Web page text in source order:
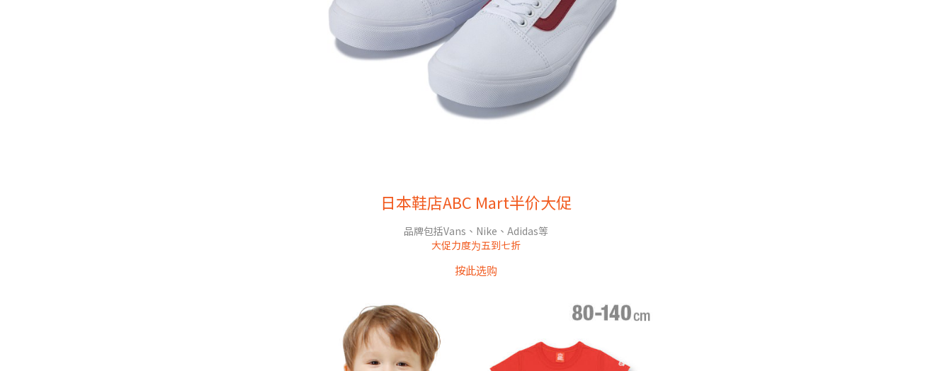
日本鞋店ABC Mart半价大促
品牌包括Vans、Nike、Adidas等
大促力度为五到七折
按此选购